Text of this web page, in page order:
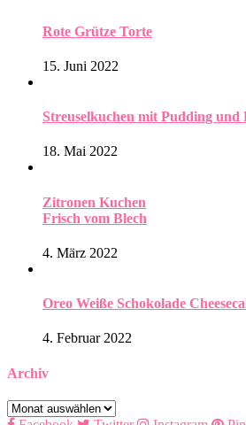
Rote Grütze Torte
15. Juni 2022
Streuselkuchen mit Pudding und
18. Mai 2022
Zitronen Kuchen
Frisch vom Blech
4. März 2022
Oreo Weiße Schokolade
4. Februar 2022
Archiv
Archiv